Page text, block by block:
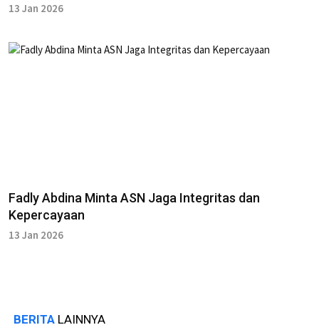
13 Jan 2026
Fadly Abdina Minta ASN Jaga Integritas dan
Kepercayaan
13 Jan 2026
BERITA LAINNYA